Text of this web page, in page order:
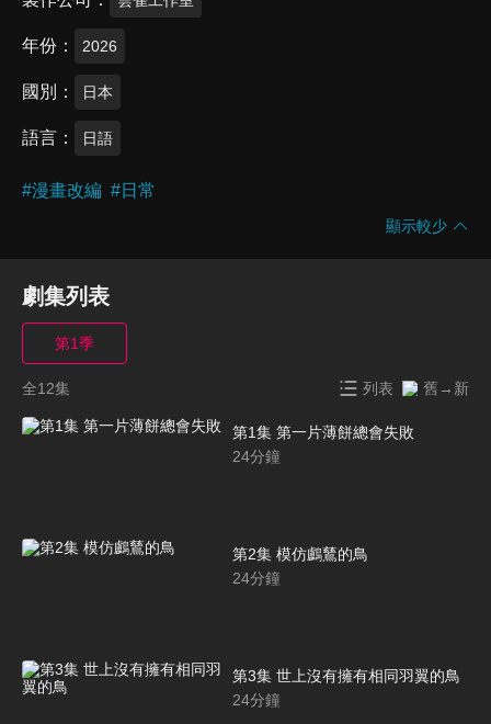
年份 2026
國別 日本
語言 日語
#漫畫改編 #日常
顯示較少
劇集列表
第1季
全12集 列表 舊→新
第1集 第一片薄餅總會失敗
24分鐘
第2集 模仿鸕鶿的鳥
24分鐘
第3集 世上沒有擁有相同羽翼的鳥
24分鐘